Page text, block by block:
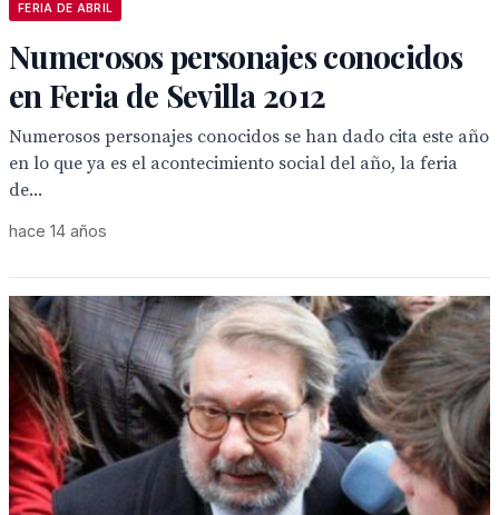
FERIA DE ABRIL
Numerosos personajes conocidos
en Feria de Sevilla 2012
Numerosos personajes conocidos se han dado cita este año
en lo que ya es el acontecimiento social del año, la feria
de...
hace 14 años